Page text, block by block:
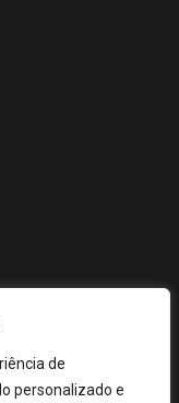
de
personalizado e